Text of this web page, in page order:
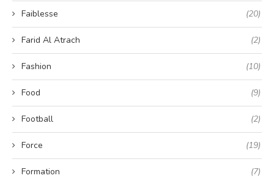
Faiblesse (20)
Farid Al Atrach (2)
Fashion (10)
Food (9)
Football (2)
Force (19)
Formation (7)